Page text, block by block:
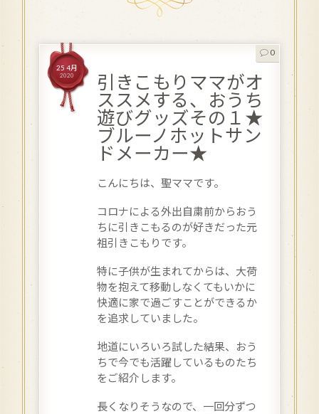
引きこもりママがオ
ススメする、おうち
遊びグッズその１★
ブルーノホットサン
ドメーカー★
25 4月
2020
0
こんにちは、聖ママです。
コロナによる外出自粛前からおう
ちに引きこもるのが好きだった元
祖引きこもりです。
特に子供が生まれてからは、大荷
物を抱えて移動しなくてもいかに
快適に家で過ごすことができるか
を追求していました。
地道にいろいろ試した結果、おう
ちで今でも活躍しているものたち
をご紹介します。
長くなりそうなので、一回分ずつ